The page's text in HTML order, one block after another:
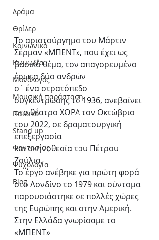
Δράμα
Θρίλερ
Κοινωνικό
Κωμωδία
Μονόλογος
Μουσική παράσταση
Παιδικό
Stand up
Φαντασίας
Ψυχολογία
Blog
Το αριστούργημα του Μάρτιν
Σέρμαν «ΜΠΕΝΤ», που έχει ως
βασικό θέμα, τον απαγορευμένο
έρωτα δύο ανδρών
σ΄ ένα στρατόπεδο
συγκέντρωσης το 1936, ανεβαίνει
στο θέατρο ΧΩΡΑ τον Οκτώβριο
του 2022, σε δραματουργική
επεξεργασία
και σκηνοθεσία του Πέτρου
Ζούλια.
Το έργο ανέβηκε για πρώτη φορά
στο Λονδίνο το 1979 και σύντομα
παρουσιάστηκε σε πολλές χώρες
της Ευρώπης και στην Αμερική.
Στην Ελλάδα γνωρίσαμε το
«ΜΠΕΝΤ»